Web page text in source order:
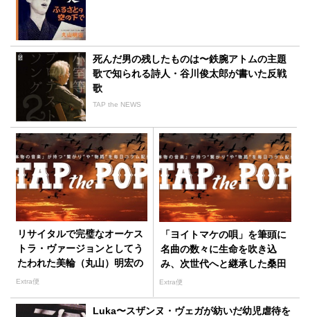
死んだ男の残したものは〜鉄腕アトムの主題
歌で知られる詩人・谷川俊太郎が書いた反戦
歌
TAP the NEWS
リサイタルで完璧なオーケス
トラ・ヴァージョンとしてう
たわれた美輪（丸山）明宏の
「ヨイトマケの唄」
Extra便
「ヨイトマケの唄」を筆頭に
名曲の数々に生命を吹き込
み、次世代へと継承した桑田
佳祐の功績
Extra便
Luka〜スザンヌ・ヴェガが紡いだ幼児虐待を